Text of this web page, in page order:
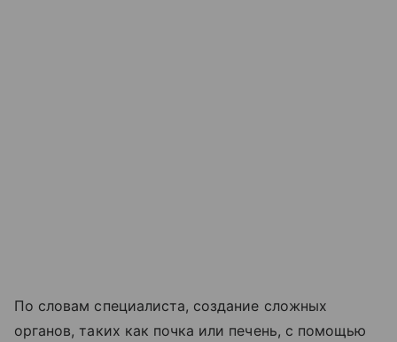
По словам специалиста, создание сложных
органов, таких как почка или печень, с помощью